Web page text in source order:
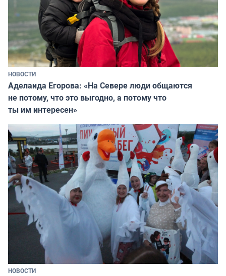
НОВОСТИ
Аделаида Егорова: «На Севере люди общаются
не потому, что это выгодно, а потому что
ты им интересен»
НОВОСТИ